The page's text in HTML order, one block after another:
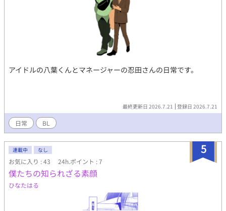
アイドルの八葉くんとマネージャーの忍田さんの日常です。
最終更新日 2026.7.21 登録日 2026.7.21
日常 BL
5
連載中 なし
お気に入り : 43 24h.ポイント : 7
僕たちの知られざる素顔
ひなたはる